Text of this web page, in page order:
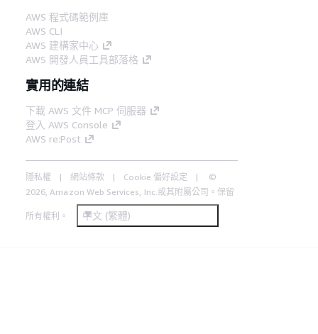
AWS 程式碼範例庫
AWS CLI
AWS 建構家中心
AWS 開發人員工具部落格
實用的連結
下載 AWS 文件 MCP 伺服器
登入 AWS Console
AWS re:Post
隱私權 網站條款 Cookie 偏好設定
©
2026, Amazon Web Services, Inc.或其附屬公司。保留
所有權利。 中文 (繁體)